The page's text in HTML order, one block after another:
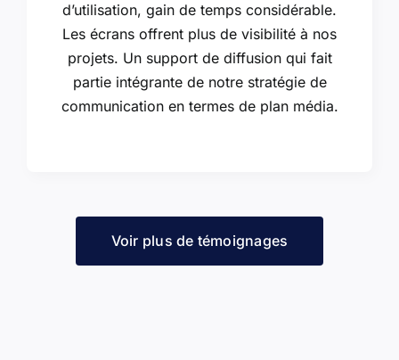
d’utilisation, gain de temps considérable.
Les écrans offrent plus de visibilité à nos
projets. Un support de diffusion qui fait
partie intégrante de notre stratégie de
communication en termes de plan média.
Voir plus de témoignages